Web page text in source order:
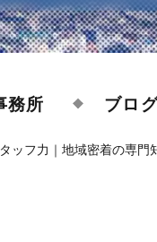
務所 ブロ
ッフ力｜地域密着の専門